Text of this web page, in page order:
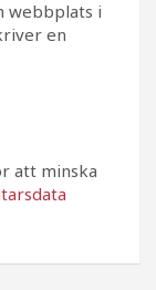
webbplats i
en
att minska